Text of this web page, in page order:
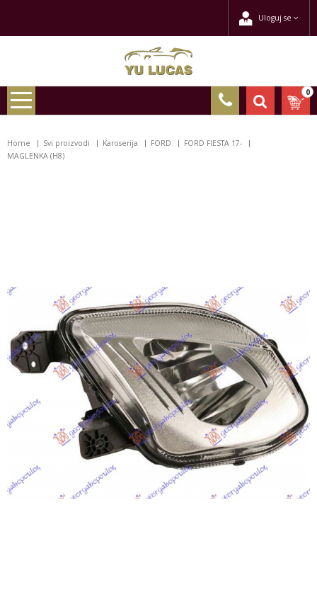
Uloguj se
0
Home Svi proizvodi Karoserija FORD
FORD FIESTA 17-
MAGLENKA (H8)